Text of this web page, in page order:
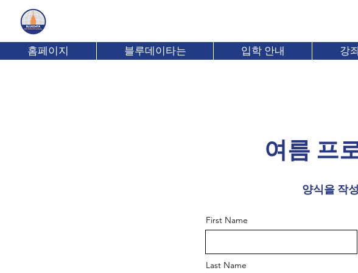
홈페이지 블루데이타는 입학 안내 강
여름 프
양식을 작
First Name
Last Name